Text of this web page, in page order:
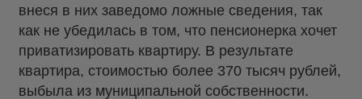
внеся в них заведомо ложные сведения, так
как не убедилась в том, что пенсионерка хочет
приватизировать квартиру. В результате
квартира, стоимостью более 370 тысяч рублей,
выбыла из муниципальной собственности.